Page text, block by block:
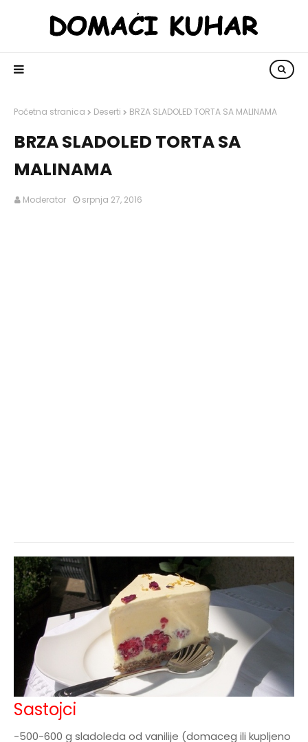
Početna stranica Deserti BRZA SLADOLED TORTA SA MALINAMA
BRZA SLADOLED TORTA SA
MALINAMA
Moderator srpnja 27, 2016
Sastojci
-500-600 g sladoleda od vanilije (domaceg ili kupljeno